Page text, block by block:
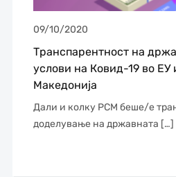
09/10/2020
Транспарентност на
услови на Ковид-19 во ЕУ
Македонија
Дали и колку РСМ беше/е
доделување на државната […]